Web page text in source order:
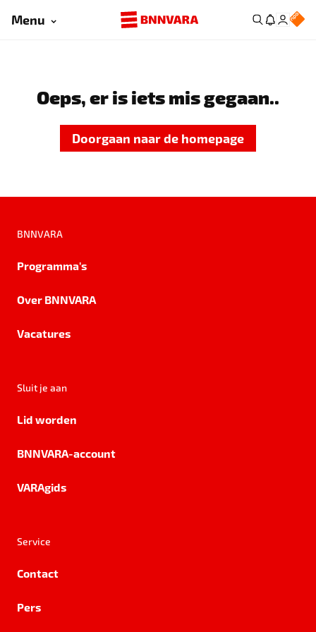
Menu
Oeps, er is iets mis gegaan..
Doorgaan naar de homepage
BNNVARA
Programma's
Over BNNVARA
Vacatures
Sluit je aan
Lid worden
BNNVARA-account
VARAgids
Service
Contact
Pers